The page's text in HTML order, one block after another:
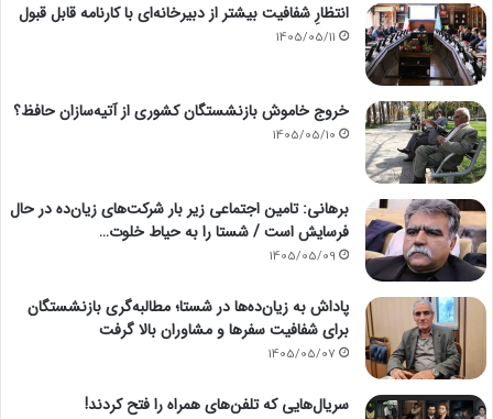
انتظارِ شفافیت بیشتر از دبیرخانه‌ای با کارنامه قابل قبول
1405/05/11
خروج خاموش بازنشستگان کشوری از آتیه‌سازان حافظ؟
1405/05/10
برهانی: تامین اجتماعی زیر بار شرکت‌های زیان‌ده در حال
فرسایش است / شستا را به حیاط خلوت…
1405/05/09
پاداش به زیان‌ده‌ها در شستا؛ مطالبه‌گری بازنشستگان
برای شفافیت سفرها و مشاوران بالا گرفت
1405/05/07
سریال‌هایی که تلفن‌های همراه را فتح کردند!